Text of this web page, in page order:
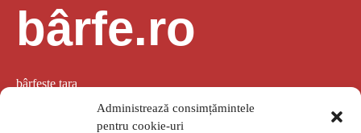
Administrează consimțămintele
pentru cookie-uri
bârfe.ro
bârfește țara